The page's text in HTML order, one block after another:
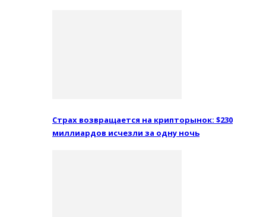
Страх возвращается на крипторынок: $230
миллиардов исчезли за одну ночь